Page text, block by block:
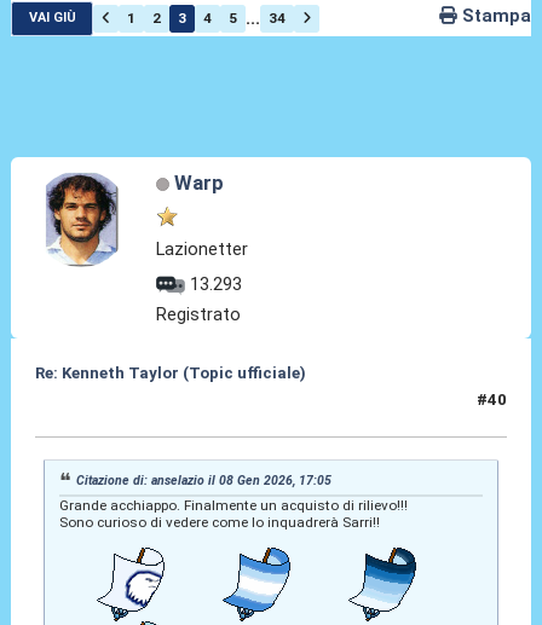
VAI GIÙ 1 2 3 4 5 ... 34 Stampa
Warp
Lazionetter
13.293
Registrato
Re: Kenneth Taylor (Topic ufficiale)
#40
Citazione di: anselazio il 08 Gen 2026, 17:05
Grande acchiappo. Finalmente un acquisto di rilievo!!!
Sono curioso di vedere come lo inquadrerà Sarri!!